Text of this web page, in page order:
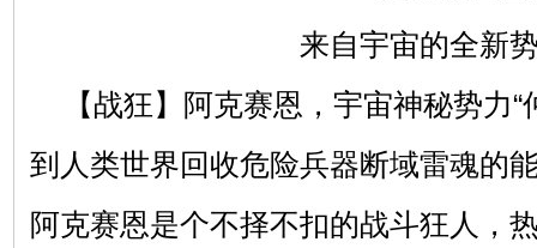
【战狂】阿克赛恩，宇宙神秘势力
到人类世界回收危险兵器断域雷魂的
阿克赛恩是个不择不扣的战斗狂人，